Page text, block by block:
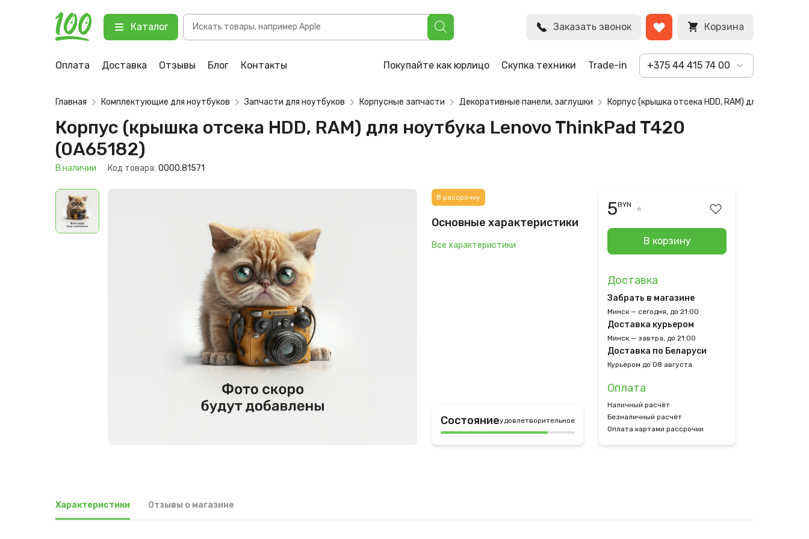
Каталог
Поиск
товаров
Заказать звонок Корзина
Оплата Доставка Отзывы Блог Контакты Покупайте как юрлицо Скупка техники Trade-in +375 44 415 74 00
Корпус (крышка отсека HDD, RAM) для ноутбука ️Lenovo ThinkPad T420 (0A65182)
123 В наличии
BYN
Главная Комплектующие для ноутбуков Запчасти для ноутбуков Корпусные запчасти Декоративные панели, заглушки Корпус (крышка отсека HDD, RAM) для ноутбука
Корпус (крышка отсека HDD, RAM) для ноутбука ️Lenovo ThinkPad T420
(0A65182)
В наличии Код товара: 0000.81571
В рассрочку
Основные характеристики
Все характеристики
Состояниеудовлетворительное
5BYN 6
В корзину
Доставка
Забрать в магазине
Минск — сегодня, до 21:00
Доставка курьером
Минск — завтра, до 21:00
Доставка по Беларуси
Курьером до 08 августа
Оплата
Наличный расчёт
Безналичный расчёт
Оплата картами рассрочки
Характеристики Отзывы о магазине